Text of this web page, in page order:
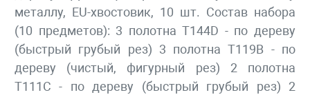
металлу, EU-хвостовик, 10 шт. Состав набора
(10 предметов): 3 полотна T144D - по дереву
(быстрый грубый рез) 3 полотна T119B - по
дереву (чистый, фигурный рез) 2 полотна
T111C - по дереву (быстрый грубый рез) 2